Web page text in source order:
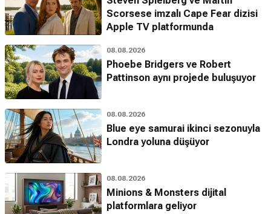
Scorsese imzalı Cape Fear dizisi
Apple TV platformunda
08.08.2026
Phoebe Bridgers ve Robert
Pattinson aynı projede buluşuyor
08.08.2026
Blue eye samurai ikinci sezonuyla
Londra yoluna düşüyor
08.08.2026
Minions & Monsters dijital
platformlara geliyor